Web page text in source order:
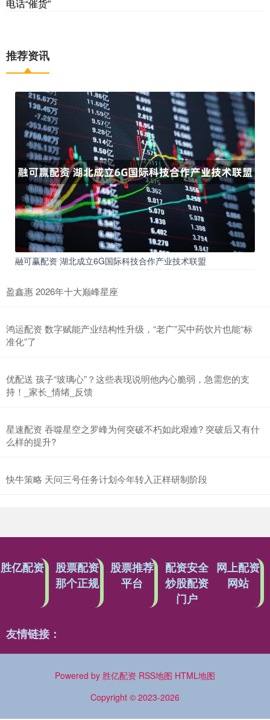
电话“催货”
推荐资讯
融可赢配资 湖北成立6G国际科技合作产业技术联盟
盈鑫惠 2026年十大巅峰星座
鸿运配资 数字赋能产业结构性升级，“老广”买中药饮片也能“标
准化”了
优配送 孩子“玻璃心”？这些表现说明他内心脆弱，急需您的支
持！_家长_情绪_反馈
星速配资 吞噬星空之罗峰为何突破不朽如此艰难? 突破后又有什
么样的提升?
快牛策略 天问三号任务计划今年转入正样研制阶段
胜亿配资
股票配资
那个正规
股票推荐
平台
配资安全
炒股配资
门户
网上配资
网站
友情链接：
Powered by 胜亿配资 RSS地图 HTML地图
Copyright © 2023-2026